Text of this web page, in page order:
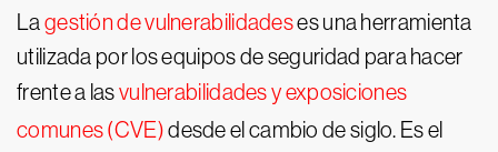
La gestión de vulnerabilidadeses una herramienta
utilizada por los equipos de seguridad para hacer
frente a lasvulnerabilidades y exposiciones
comunes (CVE)desde el cambio de siglo. Es el